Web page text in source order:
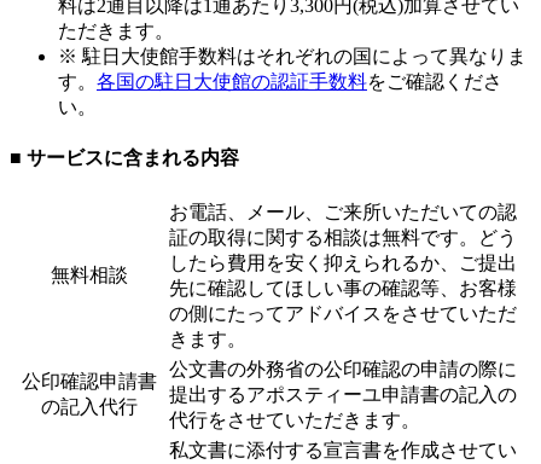
料は2通目以降は1通あたり3,300円(税込)加算させてい
ただきます。
※ 駐日大使館手数料はそれぞれの国によって異なりま
す。 各国の駐日大使館の認証手数料をご確認くださ
い。
■ サービスに含まれる内容
無料相談
お電話、メール、ご来所いただいての認
証の取得に関する相談は無料です。どう
したら費用を安く抑えられるか、ご提出
先に確認してほしい事の確認等、お客様
の側にたってアドバイスをさせていただ
きます。
公印確認申請書
の記入代行
公文書の外務省の公印確認の申請の際に
提出するアポスティーユ申請書の記入の
代行をさせていただきます。
私文書に添付する宣言書を作成させてい